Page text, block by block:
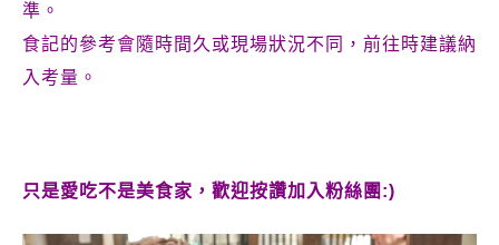
準。
食記的參考會隨時間久或現場狀況不同，前往時建議納
入考量。
只是愛吃不是美食家，歡迎按讚加入粉絲團:)